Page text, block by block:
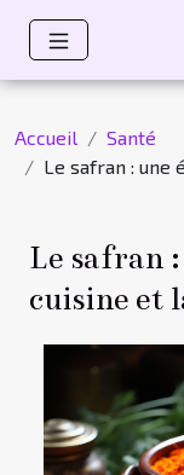
Accueil
Santé
Le safran : une
Le safran
cuisine et